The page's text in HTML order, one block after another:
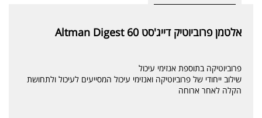
אלטמן פרוביוטיק דייג'סט 60 Altman Digest
פרוביוטיקה בתוספת אנזימי עיכול
שילוב ייחודי של פרוביוטיקה ואנזימי עיכול המסייעים לעיכול ולתחושת
הקלה לאחר ארוחה